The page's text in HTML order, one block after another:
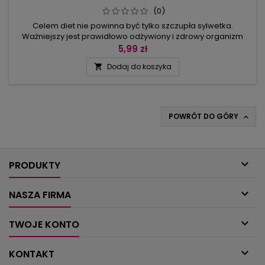
(0)
Celem diet nie powinna być tylko szczupła sylwetka.
Ważniejszy jest prawidłowo odżywiony i zdrowy organizm
oraz dobre samopoczucie. Ponieważ nie osiągniemy tego
ruchu, w tym numerze przepisy na niskokaloryczne potrawy
5,99 zł
 Dodaj do koszyka
POWRÓT DO GÓRY 
PRODUKTY 
NASZA FIRMA 
TWOJE KONTO 
KONTAKT 